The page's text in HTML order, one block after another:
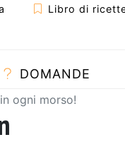
Libro di
DOMANDE
ogni morso!